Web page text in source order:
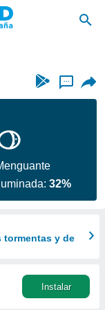
...
Iluminada:32%
tormentas y de
Instalar